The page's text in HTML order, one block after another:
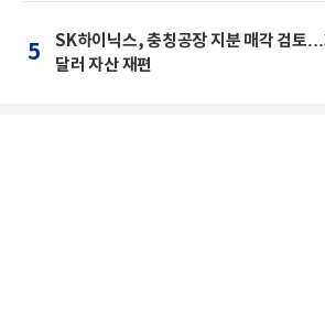
5
SK하이닉스, 충칭공장 지분 매각 검토
달러 자산 재편